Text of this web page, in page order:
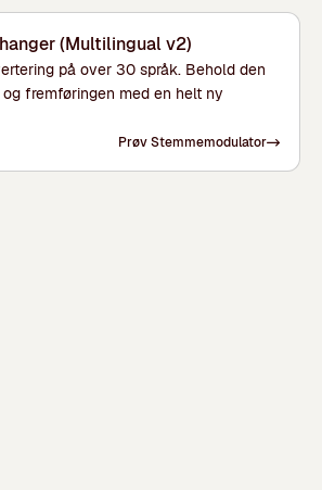
(Multilingual v2)
på over 30 språk. Behold den
fremføringen med en helt ny
Prøv Stemmemodulator